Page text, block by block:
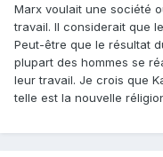
Marx voulait une société
travail. Il considerait que
Peut-être que le résultat
plupart des hommes se
leur travail. Je crois que
telle est la nouvelle